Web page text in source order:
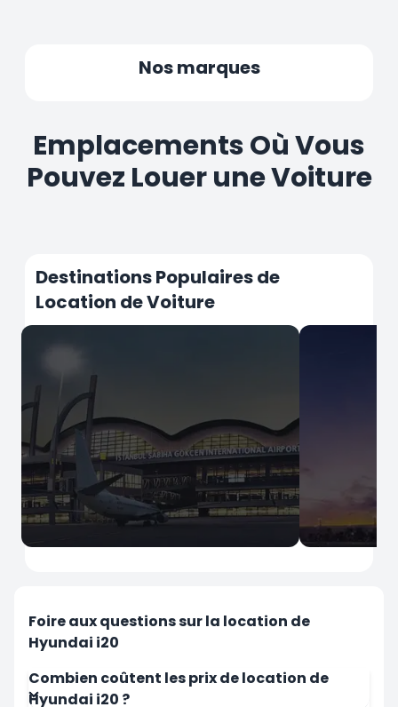
Nos marques
Emplacements Où Vous
Pouvez Louer une Voiture
Destinations Populaires de
Location de Voiture
Foire aux questions sur la location de
Hyundai i20
Combien coûtent les prix de location de
Hyundai i20 ?